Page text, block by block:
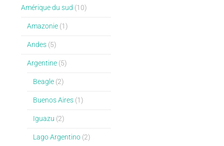
Amérique du sud (10)
Amazonie(1)
Andes(5)
Argentine(5)
Beagle(2)
Buenos Aires(1)
Iguazu (2)
Lago Argentino(2)